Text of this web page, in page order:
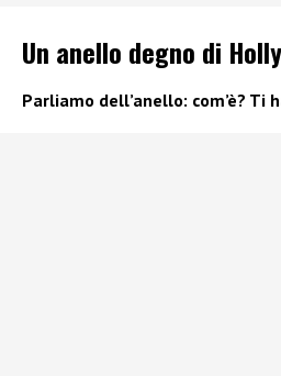
Un anello degno di
Parliamo dell’anello: com’è? Ti